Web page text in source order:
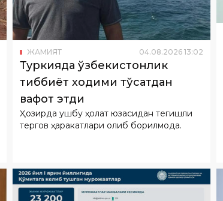
ЖАМИЯТ 04.08.2026 13:02
Туркияда ўзбекистонлик
тиббиёт ходими тўсатдан
вафот этди
Ҳозирда ушбу ҳолат юзасидан тегишли
тергов ҳаракатлари олиб борилмоқда.